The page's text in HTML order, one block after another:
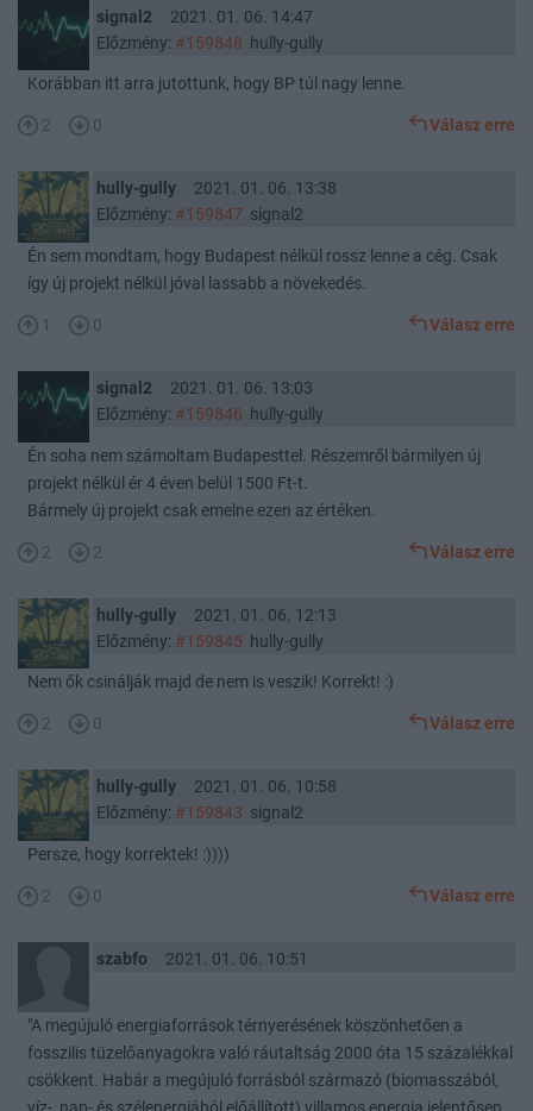
signal2
2021. 01. 06. 14:47
Előzmény: #159848 hully-gully
Korábban itt arra jutottunk, hogy BP túl nagy lenne.
2 0 Válasz erre
hully-gully
2021. 01. 06. 13:38
Előzmény: #159847 signal2
Én sem mondtam, hogy Budapest nélkül rossz lenne a cég. Csak
így új projekt nélkül jóval lassabb a növekedés.
1 0 Válasz erre
signal2
2021. 01. 06. 13:03
Előzmény: #159846 hully-gully
Én soha nem számoltam Budapesttel. Részemről bármilyen új
projekt nélkül ér 4 éven belül 1500 Ft-t.
Bármely új projekt csak emelne ezen az értéken.
2 2 Válasz erre
hully-gully
2021. 01. 06. 12:13
Előzmény: #159845 hully-gully
Nem ők csinálják majd de nem is veszik! Korrekt! :)
2 0 Válasz erre
hully-gully
2021. 01. 06. 10:58
Előzmény: #159843 signal2
Persze, hogy korrektek! :))))
2 0 Válasz erre
szabfo 2021. 01. 06. 10:51
"A megújuló energiaforrások térnyerésének köszönhetően a
fosszilis tüzelőanyagokra való ráutaltság 2000 óta 15 százalékkal
csökkent. Habár a megújuló forrásból származó (biomasszából,